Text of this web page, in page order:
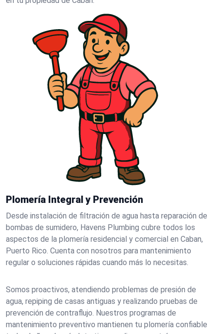
Plomería Integral y Prevención
Desde instalación de filtración de agua hasta reparación de
bombas de sumidero, Havens Plumbing cubre todos los
aspectos de la plomería residencial y comercial en Caban,
Puerto Rico. Cuenta con nosotros para mantenimiento
regular o soluciones rápidas cuando más lo necesitas.
Somos proactivos, atendiendo problemas de presión de
agua, repiping de casas antiguas y realizando pruebas de
prevención de contraflujo. Nuestros programas de
mantenimiento preventivo mantienen tu plomería confiable